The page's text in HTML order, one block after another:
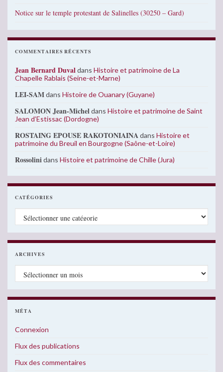
Notice sur le temple protestant de Salinelles (30250 – Gard)
COMMENTAIRES RÉCENTS
Jean Bernard Duvaldans Histoire et patrimoine de La
Chapelle Rablais (Seine-et-Marne)
LEI-SAMdans Histoire de Ouanary (Guyane)
SALOMON Jean-Micheldans Histoire et patrimoine de Saint
Jean d’Estissac (Dordogne)
ROSTAING EPOUSE RAKOTONIAINAdans Histoire et
patrimoine du Breuil en Bourgogne (Saône-et-Loire)
Rossolinidans Histoire et patrimoine de Chille (Jura)
CATÉGORIES
Catégories
ARCHIVES
Archives
MÉTA
Connexion
Flux des publications
Flux des commentaires